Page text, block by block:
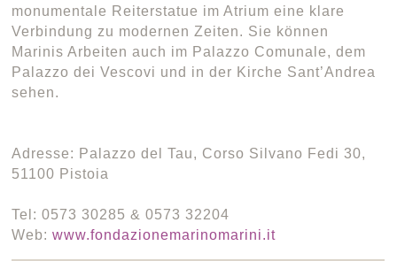
monumentale Reiterstatue im Atrium eine klare
Verbindung zu modernen Zeiten. Sie können
Marinis Arbeiten auch im Palazzo Comunale, dem
Palazzo dei Vescovi und in der Kirche Sant’Andrea
sehen.
Adresse: Palazzo del Tau, Corso Silvano Fedi 30,
51100 Pistoia
Tel: 0573 30285 & 0573 32204
Web:www.fondazionemarinomarini.it